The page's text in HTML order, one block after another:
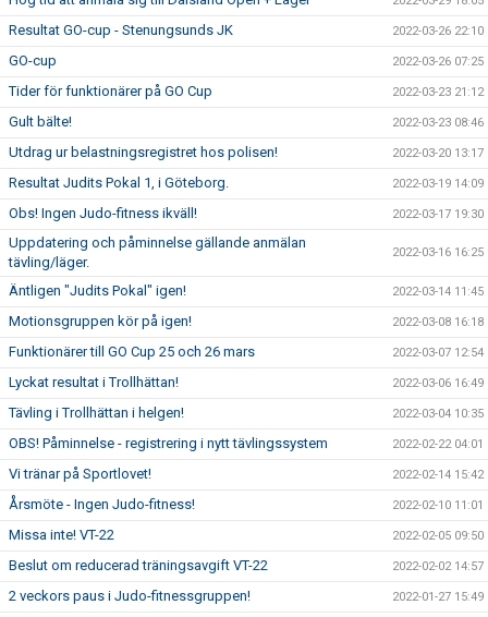
Resultat GO-cup - Stenungsunds JK 2022-03-26 22:10
GO-cup 2022-03-26 07:25
Tider för funktionärer på GO Cup 2022-03-23 21:12
Gult bälte! 2022-03-23 08:46
Utdrag ur belastningsregistret hos polisen! 2022-03-20 13:17
Resultat Judits Pokal 1, i Göteborg. 2022-03-19 14:09
Obs! Ingen Judo-fitness ikväll! 2022-03-17 19:30
Uppdatering och påminnelse gällande anmälan
tävling/läger.
2022-03-16 16:25
Äntligen "Judits Pokal" igen! 2022-03-14 11:45
Motionsgruppen kör på igen! 2022-03-08 16:18
Funktionärer till GO Cup 25 och 26 mars 2022-03-07 12:54
Lyckat resultat i Trollhättan! 2022-03-06 16:49
Tävling i Trollhättan i helgen! 2022-03-04 10:35
OBS! Påminnelse - registrering i nytt tävlingssystem 2022-02-22 04:01
Vi tränar på Sportlovet! 2022-02-14 15:42
Årsmöte - Ingen Judo-fitness! 2022-02-10 11:01
Missa inte! VT-22 2022-02-05 09:50
Beslut om reducerad träningsavgift VT-22 2022-02-02 14:57
2 veckors paus i Judo-fitnessgruppen! 2022-01-27 15:49